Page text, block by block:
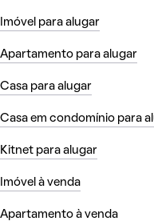
Imóvel para alugar
Apartamento para alugar
Casa para alugar
Casa em condomínio para
Kitnet para alugar
Imóvel à venda
Apartamento à venda